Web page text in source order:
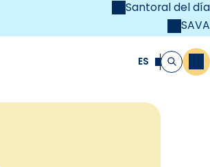
Santoral del día
SAVA
ES Buscar